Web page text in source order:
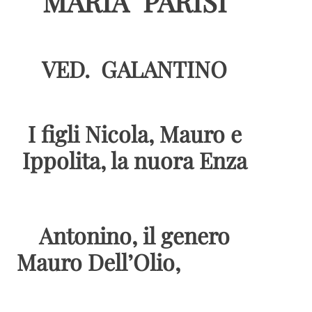
VED. GALANTINO
I figli Nicola, Mauro e
Ippolita, la nuora Enza
Antonino, il genero
Mauro Dell’Olio,